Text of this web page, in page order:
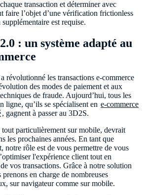
transaction et déterminer avec
faire l’objet d’une vérification frictionless
est requise.
: un système adapté au
révolutionné les transactions e-commerce
des modes de paiement et aux
de fraude. Aujourd’hui, tous les
ligne, qu’ils se spécialisent en e-commerce
, gagnent à passer au 3D2S.
particulièrement sur mobile, devrait
les prochaines années. En tant que
notre rôle est de vous permettre de vous
l'expérience client tout en
vos transactions. Grâce à notre solution
en charge de nombreuses
sur navigateur comme sur mobile.